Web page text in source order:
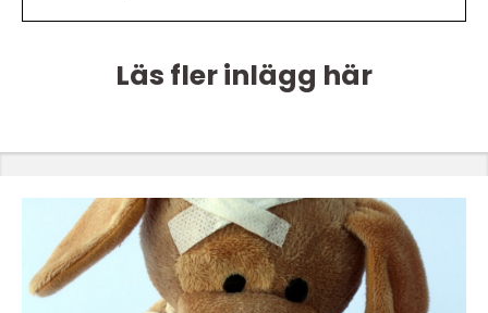
Läs fler inlägg här